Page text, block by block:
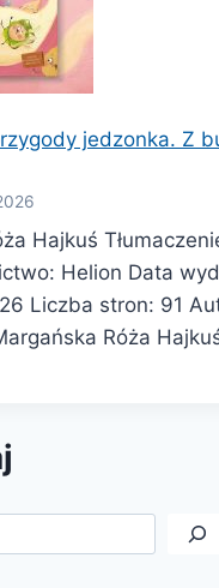
jedzonka. Z
Hajkuś
Helion Data
Liczba stron: 91
Róża